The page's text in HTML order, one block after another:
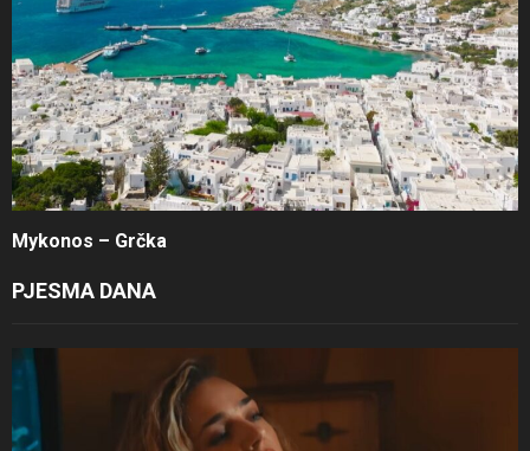
Mykonos – Grčka
PJESMA DANA